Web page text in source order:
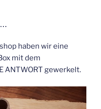
haben wir eine
mit dem
ANTWORT gewerkelt.